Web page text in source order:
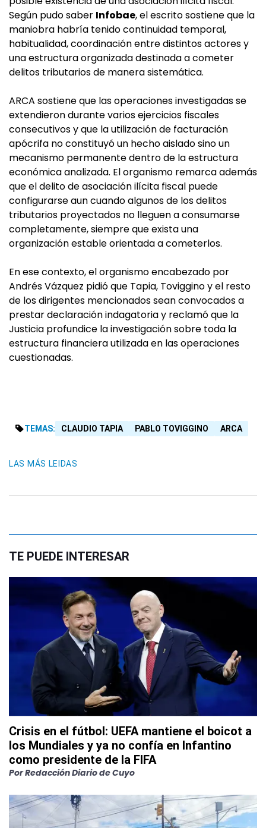
Según pudo saber Infobae, el escrito sostiene que la
maniobra habría tenido continuidad temporal,
habitualidad, coordinación entre distintos actores y
una estructura organizada destinada a cometer
delitos tributarios de manera sistemática.
ARCA sostiene que las operaciones investigadas se
extendieron durante varios ejercicios fiscales
consecutivos y que la utilización de facturación
apócrifa no constituyó un hecho aislado sino un
mecanismo permanente dentro de la estructura
económica analizada. El organismo remarca además
que el delito de asociación ilícita fiscal puede
configurarse aun cuando algunos de los delitos
tributarios proyectados no lleguen a consumarse
completamente, siempre que exista una
organización estable orientada a cometerlos.
En ese contexto, el organismo encabezado por
Andrés Vázquez pidió que Tapia, Toviggino y el resto
de los dirigentes mencionados sean convocados a
prestar declaración indagatoria y reclamó que la
Justicia profundice la investigación sobre toda la
estructura financiera utilizada en las operaciones
cuestionadas.
TEMAS: CLAUDIO TAPIA PABLO TOVIGGINO ARCA
LAS MÁS LEIDAS
TE PUEDE INTERESAR
Crisis en el fútbol: UEFA mantiene el boicot a
los Mundiales y ya no confía en Infantino
como presidente de la FIFA
PorRedacción Diario de Cuyo